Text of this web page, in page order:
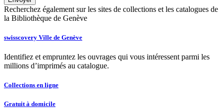
Recherchez également sur les sites de collections et les catalogues de
la Bibliothèque de Genève
swisscovery Ville de Genève
Identifiez et empruntez les ouvrages qui vous intéressent parmi les
millions d’imprimés au catalogue.
Collections en ligne
Gratuit à domicile